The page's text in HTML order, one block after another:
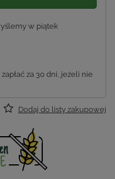
w piątek
zapłać za 30 dni, jeżeli nie
Dodaj do listy zakupowej